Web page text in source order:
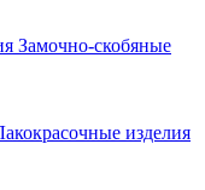
Замочно-скобяные
изделия